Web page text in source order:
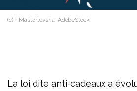
(c) - Masterlevsha_AdobeStock
La loi dite anti-cadeaux a